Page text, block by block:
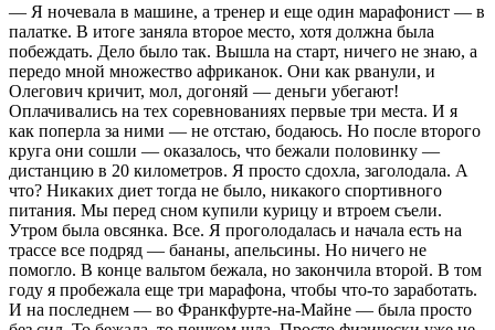
— Я ночевала в машине, а тренер и еще один марафонист — в
палатке. В итоге заняла второе место, хотя должна была
побеждать. Дело было так. Вышла на старт, ничего не знаю, а
передо мной множество африканок. Они как рванули, и
Олегович кричит, мол, догоняй — деньги убегают!
Оплачивались на тех соревнованиях первые три места. И я
как поперла за ними — не отстаю, бодаюсь. Но после второго
круга они сошли — оказалось, что бежали половинку —
дистанцию в 20 километров. Я просто сдохла, заголодала. А
что? Никаких диет тогда не было, никакого спортивного
питания. Мы перед сном купили курицу и втроем съели.
Утром была овсянка. Все. Я проголодалась и начала есть на
трассе все подряд — бананы, апельсины. Но ничего не
помогло. В конце вальтом бежала, но закончила второй. В том
году я пробежала еще три марафона, чтобы что-то заработать.
И на последнем — во Франкфурте-на-Майне — была просто